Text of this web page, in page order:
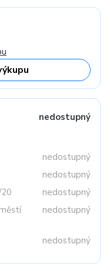
nedostupný
nedostupný
nedostupný
nedostupný
nedostupný
nedostupný